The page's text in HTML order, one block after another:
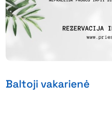
Baltoji vakarienė